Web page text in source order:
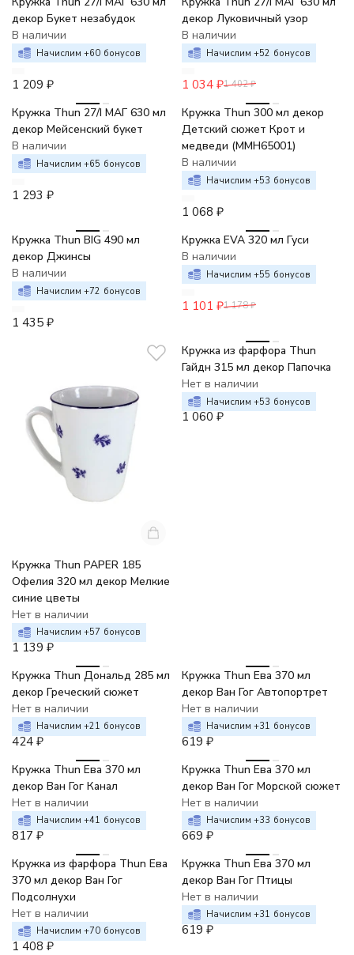
декор Букет незабудок
В наличии
Начислим +60 бонусов
1 209 ₽
декор Луковичный узор
В наличии
Начислим +52 бонусов
1 034 ₽1 402 ₽
Кружка Thun 27/I МАГ 630 мл
декор Мейсенский букет
В наличии
Начислим +65 бонусов
1 293 ₽
Кружка Thun 300 мл декор
Детский сюжет Крот и
медведи (MMH65001)
В наличии
Начислим +53 бонусов
1 068 ₽
Кружка Thun BIG 490 мл
декор Джинсы
В наличии
Начислим +72 бонусов
1 435 ₽
-7%
Кружка EVA 320 мл Гуси
В наличии
Начислим +55 бонусов
1 101 ₽1 178 ₽
Кружка Thun PAPER 185
Офелия 320 мл декор Мелкие
синие цветы
Нет в наличии
Начислим +57 бонусов
1 139 ₽
Кружка из фарфора Thun
Гайдн 315 мл декор Папочка
Нет в наличии
Начислим +53 бонусов
1 060 ₽
Кружка Thun Дональд 285 мл
декор Греческий сюжет
Нет в наличии
Начислим +21 бонусов
424 ₽
Кружка Thun Ева 370 мл
декор Ван Гог Автопортрет
Нет в наличии
Начислим +31 бонусов
619 ₽
Кружка Thun Ева 370 мл
декор Ван Гог Канал
Нет в наличии
Начислим +41 бонусов
817 ₽
Кружка Thun Ева 370 мл
декор Ван Гог Морской сюжет
Нет в наличии
Начислим +33 бонусов
669 ₽
Кружка из фарфора Thun Ева
370 мл декор Ван Гог
Подсолнухи
Нет в наличии
Начислим +70 бонусов
1 408 ₽
Кружка Thun Ева 370 мл
декор Ван Гог Птицы
Нет в наличии
Начислим +31 бонусов
619 ₽